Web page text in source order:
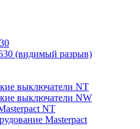
(видимый разрыв)
выключатели NT
выключатели NW
NT
Masterpact